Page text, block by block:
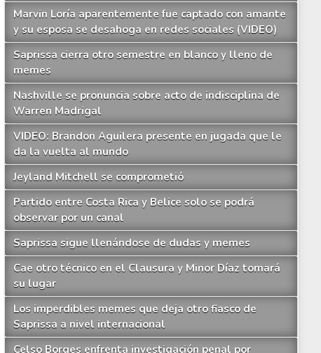
Marvin Loría aparentemente fue captado con amante
y su esposa se desahoga en redes sociales (VIDEO)
Saprissa cierra otro semestre en blanco y lleno de
memes
Nashville se pronuncia sobre acto de indisciplina de
Warren Madrigal
VIDEO: Brandon Aguilera presente en jugada que le
da la vuelta al mundo
Jeyland Mitchell se comprometió
Partido entre Costa Rica y Belice solo se podrá
observar por un canal
Saprissa sigue llenándose de dudas y memes
Cae otro técnico en el Clausura y Minor Díaz tomará
su lugar
Los imperdibles memes que deja otro fiasco de
Saprissa a nivel internacional
Celso Borges enfrenta investigación penal por